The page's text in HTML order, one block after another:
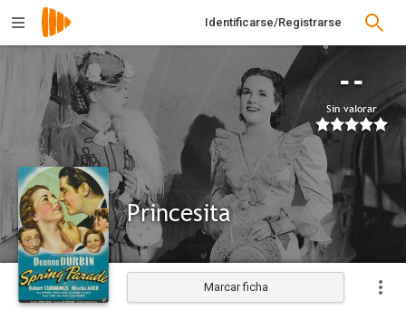
Identificarse/Registrarse
--
Sin valorar
Princesita
Marcar ficha